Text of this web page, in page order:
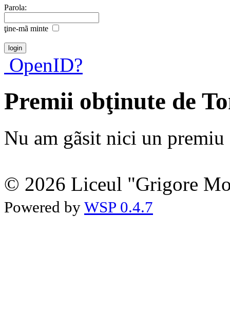
Parola:
ţine-mã minte
OpenID?
Premii obţinute de
Nu am gãsit nici un premiu
© 2026 Liceul "Grigore
Powered by WSP 0.4.7